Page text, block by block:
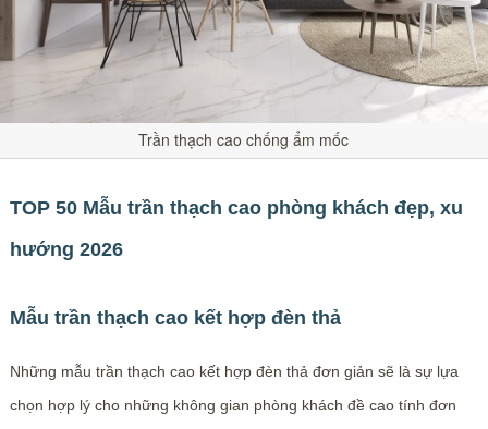
Trần thạch cao chống ẩm mốc
TOP 50 Mẫu trần thạch cao phòng khách đẹp, xu
hướng 2026
Mẫu trần thạch cao kết hợp đèn thả
Những mẫu trần thạch cao kết hợp đèn thả đơn giản sẽ là sự lựa
chọn hợp lý cho những không gian phòng khách đề cao tính đơn